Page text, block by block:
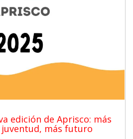
edición de Aprisco: más
más futuro